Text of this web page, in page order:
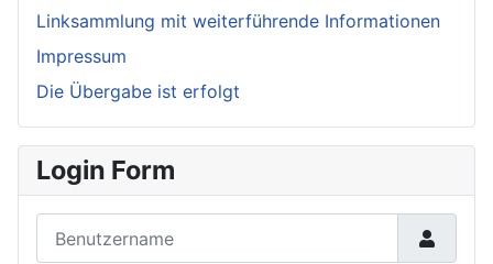
Linksammlung mit weiterführende Informationen
Impressum
Die Übergabe ist erfolgt
Login Form